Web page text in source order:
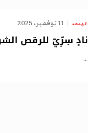
الهدهد 11 نوفمبر، 2025
نادٍ سِرِّيّ للرقص
…